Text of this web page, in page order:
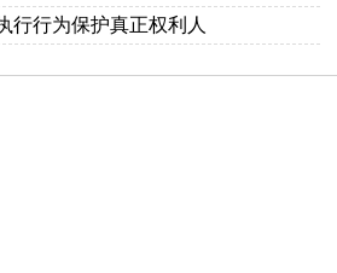
行行为保护真正权利人